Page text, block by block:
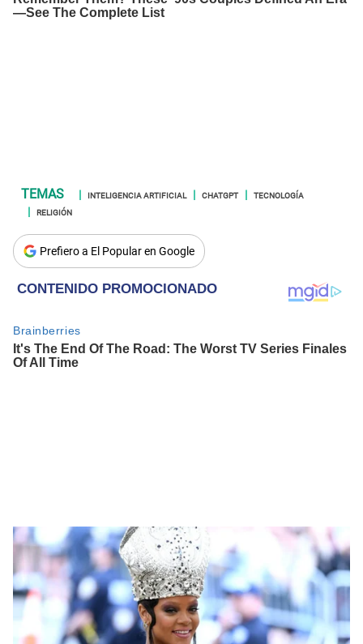
INTELIGENCIA ARTIFICIAL CHATGPT
TECNOLOGÍA
RELIGIÓN
Prefiero a El Popular en Google